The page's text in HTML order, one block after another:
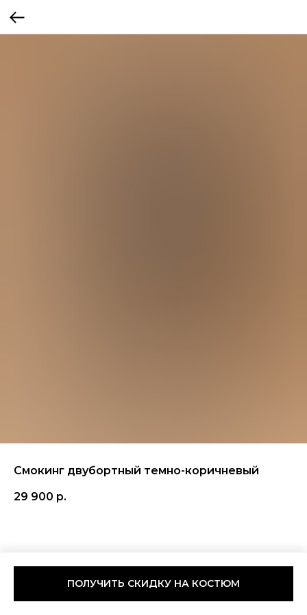
Смокинг двубортный темно-коричневый
29 900 р.
ПОЛУЧИТЬ СКИДКУ НА КОСТЮМ